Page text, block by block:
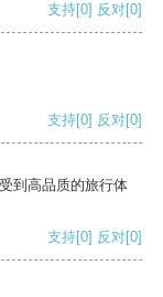
支持[0] 反对[0]
支持[0] 反对[0]
到高品质的旅行体
支持[0] 反对[0]